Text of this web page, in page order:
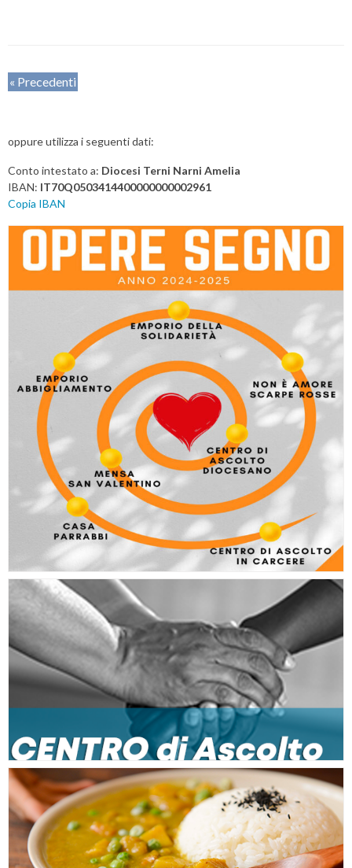
P
t
N
a
v
i
t
« Precedenti
oppure utilizza i seguenti dati:
Conto intestato a: Diocesi Terni Narni Amelia
IBAN: IT70Q0503414400000000002961
Copia IBAN